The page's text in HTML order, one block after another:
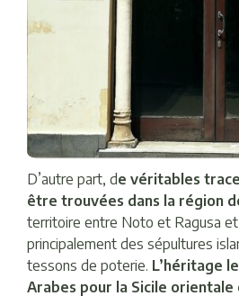
D’autre part, de véritables
être trouvées dans la région
territoire entre Noto et Ragusa et
principalement des sépultures
tessons de poterie. L’héritage
Arabes pour la Sicile